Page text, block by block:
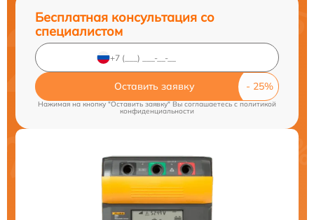
Бесплатная консультация со
специалистом
Оставить заявку
Нажимая на кнопку "Оставить заявку" Вы соглашаетесь cполитикой
конфиденциальности